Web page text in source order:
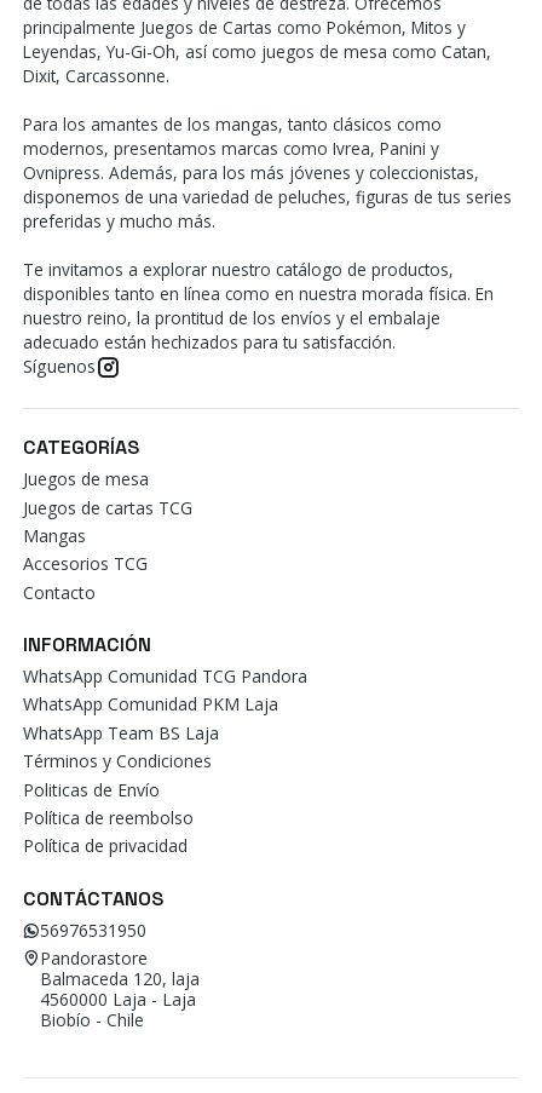
principalmente Juegos de Cartas como Pokémon, Mitos y
Leyendas, Yu-Gi-Oh, así como juegos de mesa como Catan,
Dixit, Carcassonne.
Para los amantes de los mangas, tanto clásicos como
modernos, presentamos marcas como Ivrea, Panini y
Ovnipress. Además, para los más jóvenes y coleccionistas,
disponemos de una variedad de peluches, figuras de tus series
preferidas y mucho más.
Te invitamos a explorar nuestro catálogo de productos,
disponibles tanto en línea como en nuestra morada física. En
nuestro reino, la prontitud de los envíos y el embalaje
adecuado están hechizados para tu satisfacción.
Síguenos
CATEGORÍAS
Juegos de mesa
Juegos de cartas TCG
Mangas
Accesorios TCG
Contacto
INFORMACIÓN
WhatsApp Comunidad TCG Pandora
WhatsApp Comunidad PKM Laja
WhatsApp Team BS Laja
Términos y Condiciones
Politicas de Envío
Política de reembolso
Política de privacidad
CONTÁCTANOS
56976531950
Pandorastore
Balmaceda 120, laja
4560000 Laja - Laja
Biobío - Chile